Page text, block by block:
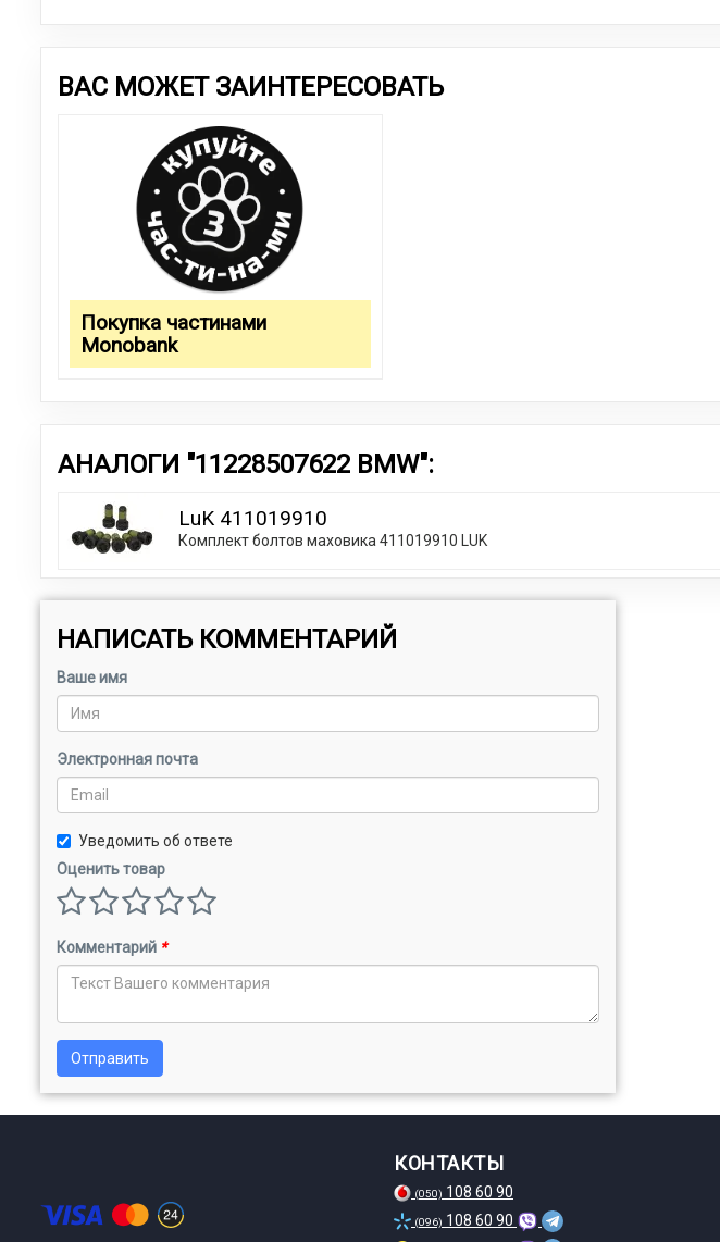
ВАС МОЖЕТ ЗАИНТЕРЕСОВАТЬ
Покупка частинами
Monobank
АНАЛОГИ "11228507622 BMW":
LuK 411019910
Комплект болтов маховика 411019910 LUK
НАПИСАТЬ КОММЕНТАРИЙ
Ваше имя
Электронная почта
Уведомить об ответе
Оценить товар
Комментарий *
Отправить
КОНТАКТЫ
(050) 108 60 90
(096) 108 60 90